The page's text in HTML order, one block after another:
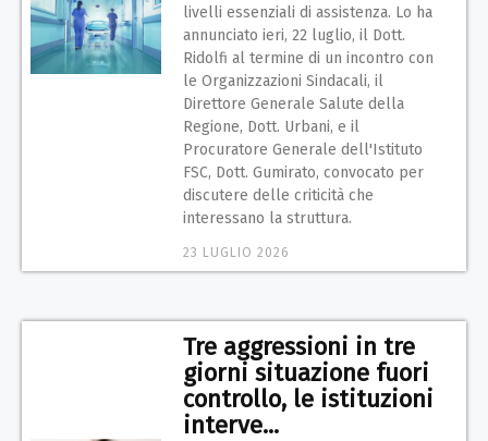
livelli essenziali di assistenza. Lo ha
annunciato ieri, 22 luglio, il Dott.
Ridolfi al termine di un incontro con
le Organizzazioni Sindacali, il
Direttore Generale Salute della
Regione, Dott. Urbani, e il
Procuratore Generale dell'Istituto
FSC, Dott. Gumirato, convocato per
discutere delle criticità che
interessano la struttura.
23 LUGLIO 2026
Tre aggressioni in tre
giorni situazione fuori
controllo, le istituzioni
interve...